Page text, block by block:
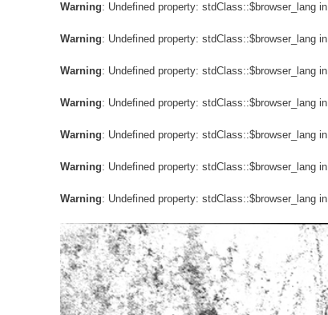
Warning: Undefined property: stdClass::$browser_lang in
Warning: Undefined property: stdClass::$browser_lang in
Warning: Undefined property: stdClass::$browser_lang in
Warning: Undefined property: stdClass::$browser_lang in
Warning: Undefined property: stdClass::$browser_lang in
Warning: Undefined property: stdClass::$browser_lang in
Warning: Undefined property: stdClass::$browser_lang in